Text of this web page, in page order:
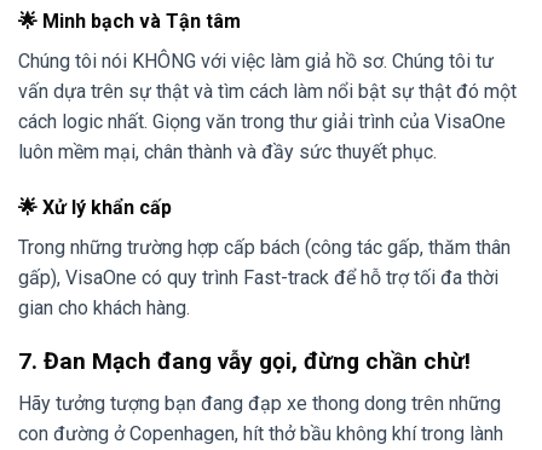
🌟 Minh bạch và Tận tâm
Chúng tôi nói KHÔNG với việc làm giả hồ sơ. Chúng tôi tư
vấn dựa trên sự thật và tìm cách làm nổi bật sự thật đó một
cách logic nhất. Giọng văn trong thư giải trình của VisaOne
luôn mềm mại, chân thành và đầy sức thuyết phục.
🌟 Xử lý khẩn cấp
Trong những trường hợp cấp bách (công tác gấp, thăm thân
gấp), VisaOne có quy trình Fast-track để hỗ trợ tối đa thời
gian cho khách hàng.
7. Đan Mạch đang vẫy gọi, đừng chần chừ!
Hãy tưởng tượng bạn đang đạp xe thong dong trên những
con đường ở Copenhagen, hít thở bầu không khí trong lành